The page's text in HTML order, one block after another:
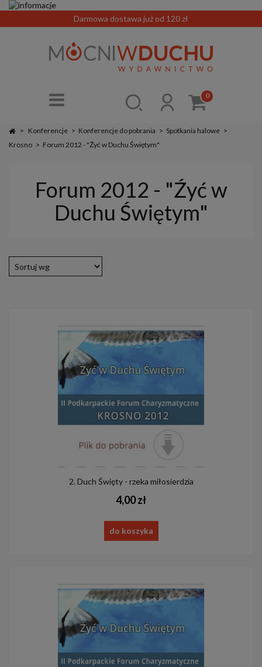
Darmowa dostawa już od 120 zł
0
> Konferencje > Konferencje do pobrania > Spotkania halowe >
Krosno > Forum 2012 - "Źyć w Duchu Świętym"
Forum 2012 - "Źyć w
Duchu Świętym"
2. Duch Święty - rzeka miłosierdzia
4,00 zł
do koszyka